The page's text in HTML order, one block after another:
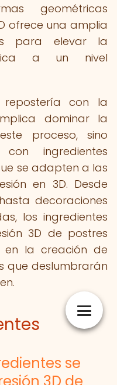
geométricas
ofrece una amplia
para elevar la
a un nivel
con la
dominar la
proceso, sino
ingredientes
se adapten a las
en 3D. Desde
decoraciones
los ingredientes
3D de postres
en la creación de
que deslumbrarán
se